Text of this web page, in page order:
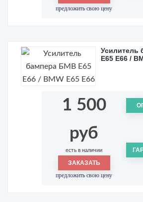
предложить свою цену
Усилитель
Е65 Е66 /
1 500
руб
есть в наличии
ЗАКАЗАТЬ
предложить свою цену